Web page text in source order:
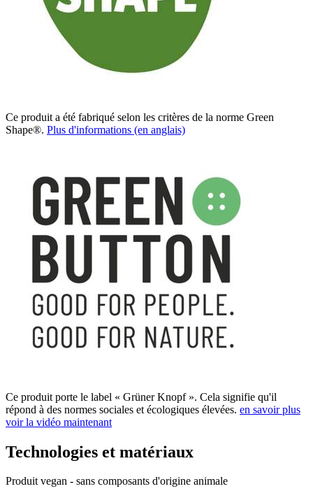
Ce produit a été fabriqué selon les critères de la norme Green
Shape®. Plus d'informations (en anglais)
Ce produit porte le label « Grüner Knopf ». Cela signifie qu'il
répond à des normes sociales et écologiques élevées. en savoir plus
voir la vidéo maintenant
Technologies et matériaux
Produit vegan - sans composants d'origine animale